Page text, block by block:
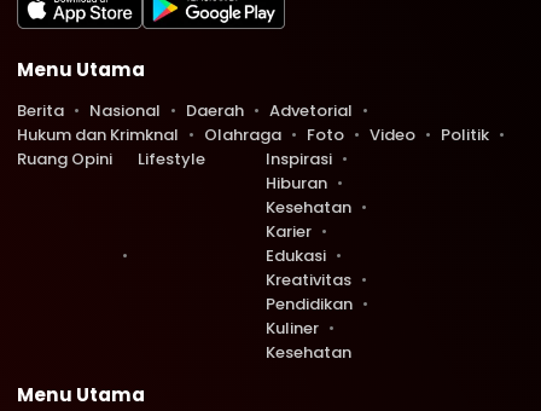
Menu Utama
Berita Nasional Daerah
Advetorial
Hukum dan Krimknal
Olahraga Foto Video
Politik
Ruang Opini
Lifestyle
Inspirasi
Hiburan
Kesehatan
Karier
Edukasi
Kreativitas
Pendidikan
Kuliner
Kesehatan
Menu Utama